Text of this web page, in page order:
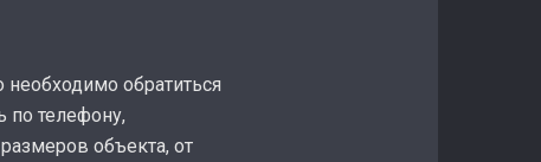
необходимо обратиться
по телефону,
объекта, от